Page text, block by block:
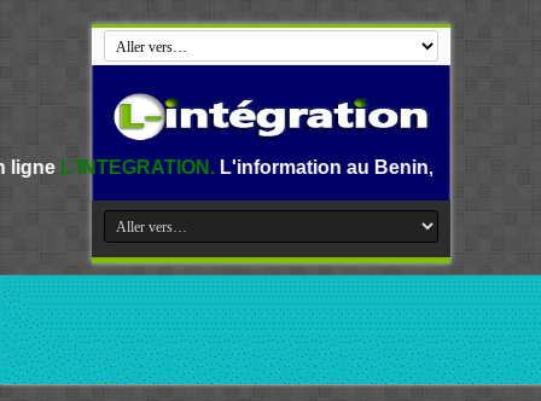
L'information au Benin, en Afrique et dans le